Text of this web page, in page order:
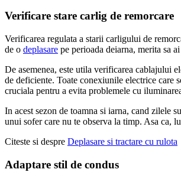
Verificare stare carlig de remorcare
Verificarea regulata a starii carligului de
de o deplasare pe perioada deiarna, merita sa
De asemenea, este utila verificarea cablajului
de deficiente. Toate conexiunile electrice
cruciala pentru a evita problemele cu
In acest sezon de toamna si iarna, cand zilele
unui sofer care nu te observa la timp. Asa ca,
Citeste si despre Deplasare si tractare cu rulota
Adaptare stil de condus